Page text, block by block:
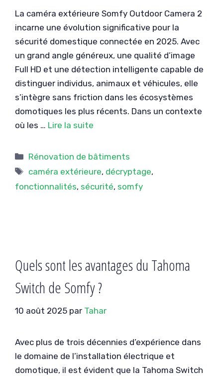
La caméra extérieure Somfy Outdoor Camera 2
incarne une évolution significative pour la
sécurité domestique connectée en 2025. Avec
un grand angle généreux, une qualité d’image
Full HD et une détection intelligente capable de
distinguer individus, animaux et véhicules, elle
s’intègre sans friction dans les écosystèmes
domotiques les plus récents. Dans un contexte
où les … Lire la suite
Catégories
Rénovation de bâtiments
Étiquettes
caméra extérieure, décryptage,
fonctionnalités, sécurité, somfy
Quels sont les avantages du Tahoma
Switch de Somfy ?
10 août 2025 par Tahar
Avec plus de trois décennies d’expérience dans
le domaine de l’installation électrique et
domotique, il est évident que la Tahoma Switch